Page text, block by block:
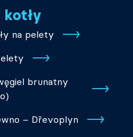
kotły
na pelety
brunatny
– Dřevoplyn